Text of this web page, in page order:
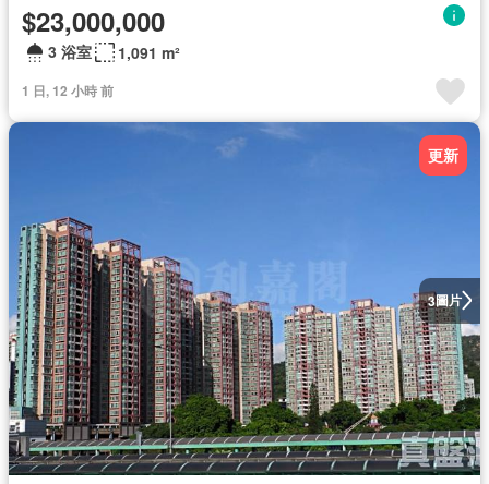
$23,000,000
3 浴室 1,091 m²
1 日, 12 小時 前
3圖片
更新